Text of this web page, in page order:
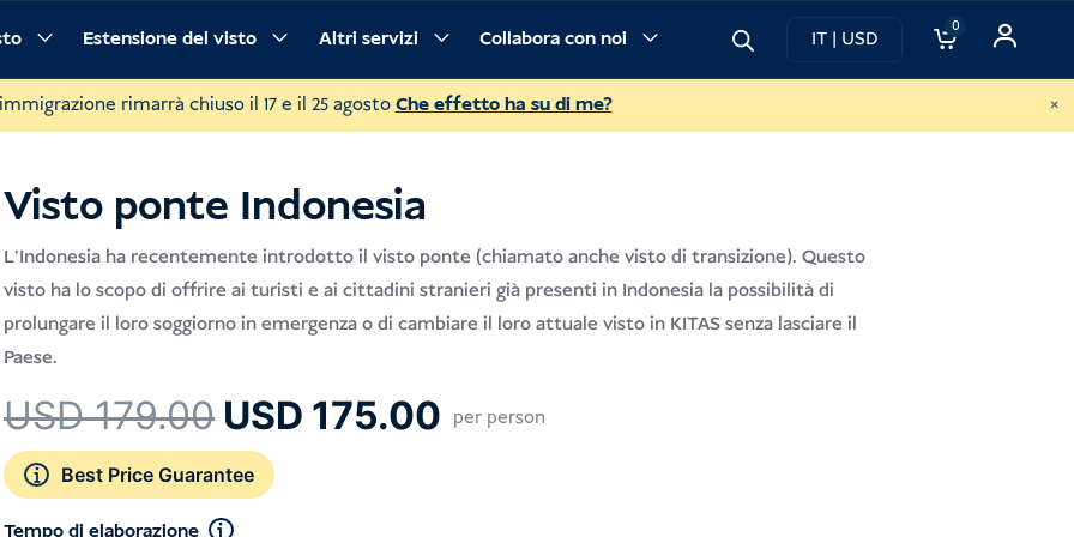
Estensione del visto Altri servizi Collabora con noi IT | USD
0
rimarrà chiuso il 17 e il 25 agosto Che effetto ha su di me? ×
Procedura Domande frequenti
Visto ponte Indonesia
L'Indonesia ha recentemente introdotto il visto ponte (chiamato anche visto di transizione). Questo
visto ha lo scopo di offrire ai turisti e ai cittadini stranieri già presenti in Indonesia la possibilità di
prolungare il loro soggiorno in emergenza o di cambiare il loro attuale visto in KITAS senza lasciare il
Paese.
USD179.00 Il
prezzo
originale
era:
USD 175.00 Il
per person
Best Price Guarantee
Tempo di elaborazione